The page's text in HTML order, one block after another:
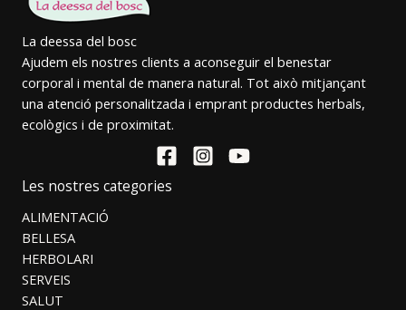
La deessa del bosc
Ajudem els nostres clients a aconseguir el benestar
corporal i mental de manera natural. Tot això mitjançant
una atenció personalitzada i emprant productes herbals,
ecològics i de proximitat.
Les nostres categories
ALIMENTACIÓ
BELLESA
HERBOLARI
SERVEIS
SALUT